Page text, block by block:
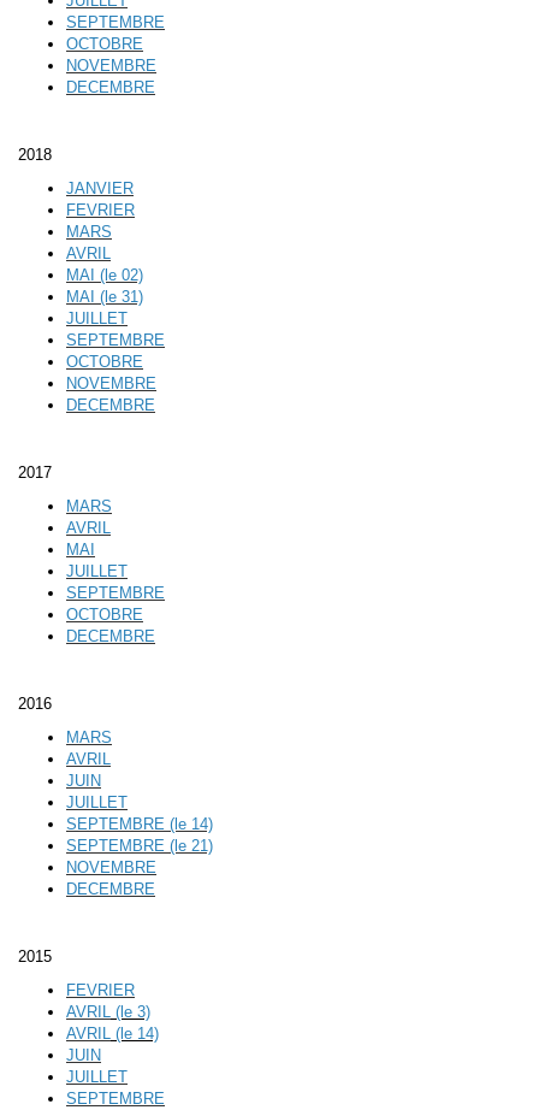
SEPTEMBRE
OCTOBRE
NOVEMBRE
DECEMBRE
2018
JANVIER
FEVRIER
MARS
AVRIL
MAI (le 02)
MAI (le 31)
JUILLET
SEPTEMBRE
OCTOBRE
NOVEMBRE
DECEMBRE
2017
MARS
AVRIL
MAI
JUILLET
SEPTEMBRE
OCTOBRE
DECEMBRE
2016
MARS
AVRIL
JUIN
JUILLET
SEPTEMBRE (le 14)
SEPTEMBRE (le 21)
NOVEMBRE
DECEMBRE
2015
FEVRIER
AVRIL (le 3)
AVRIL (le 14)
JUIN
JUILLET
SEPTEMBRE